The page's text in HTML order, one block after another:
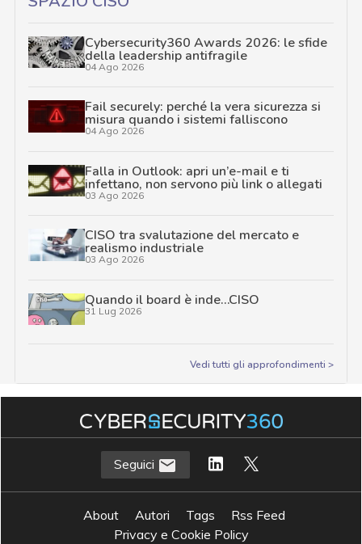
Cybersecurity360 Awards 2026: le sfide
della leadership antifragile
04 Ago 2026
Fail securely: perché la vera sicurezza si
misura quando i sistemi falliscono
04 Ago 2026
Falla in Outlook: apri un’e-mail e ti
infettano, non servono più link o allegati
03 Ago 2026
CISO tra svalutazione del mercato e
realismo industriale
03 Ago 2026
Quando il board è inde…CISO
31 Lug 2026
Vedi tutti gli approfondimenti >
Seguici
About Autori Tags
Rss Feed
Privacy e Cookie Policy